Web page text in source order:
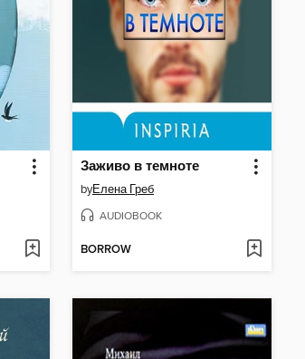
Заживо в темноте
byЕлена Греб
AUDIOBOOK
BORROW